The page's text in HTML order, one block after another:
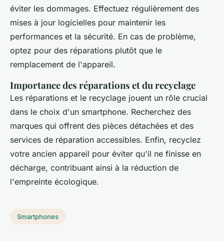
éviter les dommages. Effectuez régulièrement des
mises à jour logicielles pour maintenir les
performances et la sécurité. En cas de problème,
optez pour des réparations plutôt que le
remplacement de l'appareil.
Importance des réparations et du recyclage
Les réparations et le recyclage jouent un rôle crucial
dans le choix d'un smartphone. Recherchez des
marques qui offrent des pièces détachées et des
services de réparation accessibles. Enfin, recyclez
votre ancien appareil pour éviter qu'il ne finisse en
décharge, contribuant ainsi à la réduction de
l'empreinte écologique.
Smartphones